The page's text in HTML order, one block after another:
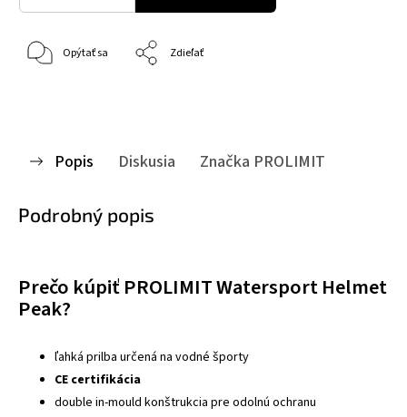
Opýtať sa Zdieľať
Popis Diskusia Značka PROLIMIT
Podrobný popis
Prečo kúpiť PROLIMIT Watersport Helmet
Peak?
ľahká prilba určená na vodné športy
CE certifikácia
double in-mould konštrukcia pre odolnú ochranu